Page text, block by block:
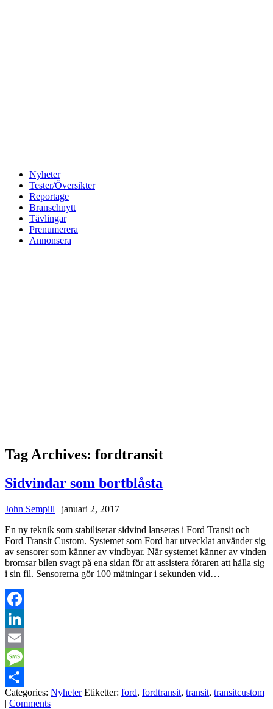
Nyheter
Tester/Översikter
Reportage
Branschnytt
Tävlingar
Prenumerera
Annonsera
Tag Archives: fordtransit
Sidvindar som bortblåsta
John Sempill | januari 2, 2017
En ny teknik som stabiliserar sidvind lanseras i Ford Transit och
Ford Transit Custom. Systemet som Ford har utvecklat använder sig
av sensorer som känner av vindbyar. När systemet känner av vinden
bromsar bilen svagt på ena sidan för att assistera föraren att hålla sig
i sin fil. Sensorerna gör 100 mätningar i sekunden vid…
Facebook
LinkedIn
Email
Message
Dela
Categories: Nyheter Etiketter: ford, fordtransit, transit, transitcustom
| Comments